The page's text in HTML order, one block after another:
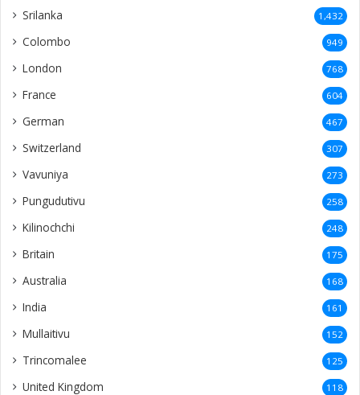
Srilanka 1,432
Colombo 949
London 768
France 604
German 467
Switzerland 307
Vavuniya 273
Pungudutivu 258
Kilinochchi 248
Britain 175
Australia 168
India 161
Mullaitivu 152
Trincomalee 125
United Kingdom 118